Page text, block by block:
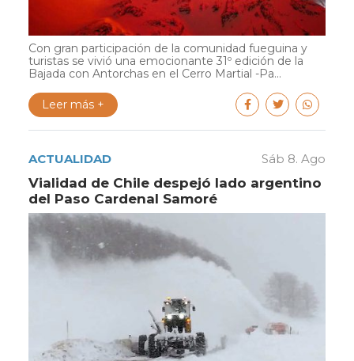
Con gran participación de la comunidad fueguina y
turistas se vivió una emocionante 31º edición de la
Bajada con Antorchas en el Cerro Martial -Pa...
Leer más +
ACTUALIDAD Sáb 8. Ago
Vialidad de Chile despejó lado argentino
del Paso Cardenal Samoré